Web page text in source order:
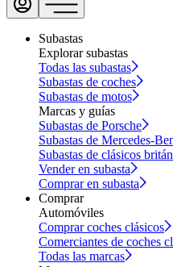
Subastas
Explorar subastas
Todas las subastas
Subastas de coches
Subastas de motos
Marcas y guías
Subastas de Porsche
Subastas de Mercedes-
Subastas de clásicos
Vender en subasta
Comprar en subasta
Comprar
Automóviles
Comprar coches clásicos
Comerciantes de coches
Todas las marcas